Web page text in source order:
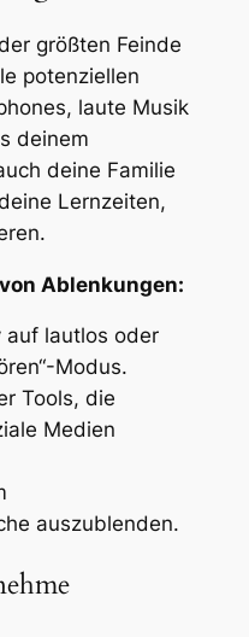
größten Feinde
potenziellen
laute Musik
deinem
deine Familie
Lernzeiten,
Ablenkungen:
auf lautlos oder
Modus.
Tools, die
Medien
auszublenden.